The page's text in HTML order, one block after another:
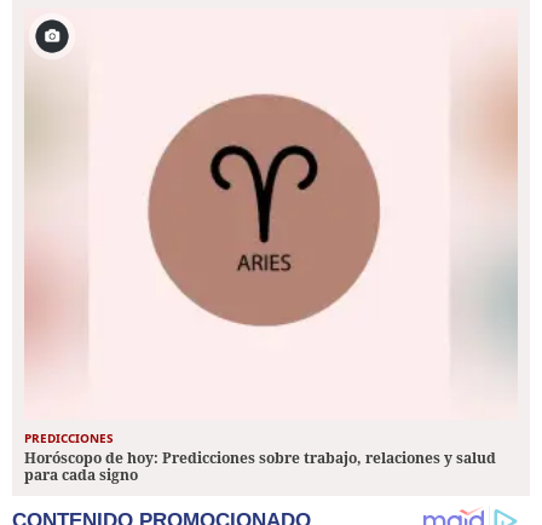
PREDICCIONES
Horóscopo de hoy: Predicciones sobre trabajo, relaciones y salud
para cada signo